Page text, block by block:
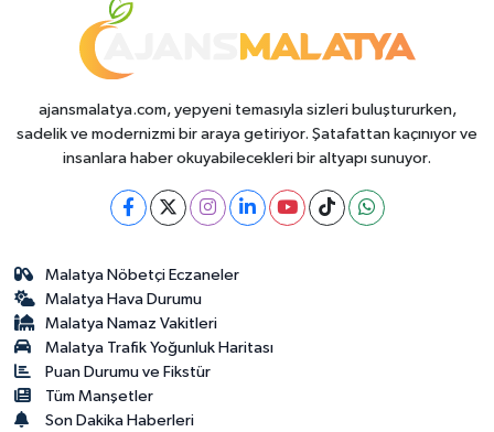
ajansmalatya.com, yepyeni temasıyla sizleri buluştururken,
sadelik ve modernizmi bir araya getiriyor. Şatafattan kaçınıyor ve
insanlara haber okuyabilecekleri bir altyapı sunuyor.
Malatya Nöbetçi Eczaneler
Malatya Hava Durumu
Malatya Namaz Vakitleri
Malatya Trafik Yoğunluk Haritası
Puan Durumu ve Fikstür
Tüm Manşetler
Son Dakika Haberleri